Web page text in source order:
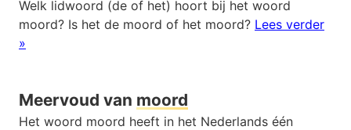
Welk lidwoord (de of het) hoort bij het woord
moord? Is het de moord of het moord? Lees verder
»
Meervoud van moord
Het woord moord heeft in het Nederlands één